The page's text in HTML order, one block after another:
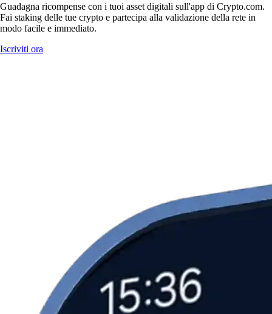
Guadagna ricompense con i tuoi asset digitali sull'app di Crypto.com.
Fai staking delle tue crypto e partecipa alla validazione della rete in
modo facile e immediato.
Iscriviti ora